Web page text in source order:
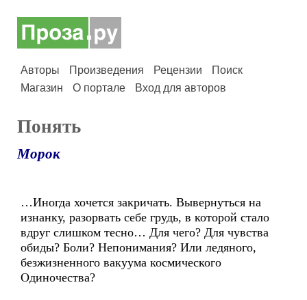
Авторы Произведения Рецензии
Поиск
Магазин
О портале Вход для авторов
Понять
Морок
…Иногда хочется закричать. Вывернуться на
изнанку, разорвать себе грудь, в которой стало
вдруг слишком тесно… Для чего? Для чувства
обиды? Боли? Непонимания? Или ледяного,
безжизненного вакуума космического
Одиночества?